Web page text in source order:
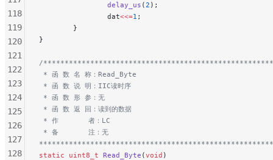
                delay_us
(2 );
                dat
<<=1 ;
        }
}
/
* 函 数 名 称：Read_Byte
* 函 数 说 明：IIC读时序
* 函 数 形 参：无
* 函 数 返 回：读到的数据
* 作       者：LC
* 备       注：无
static uint8_t Read_Byte (void )
118
119
120
121
122
123
124
125
126
127
128